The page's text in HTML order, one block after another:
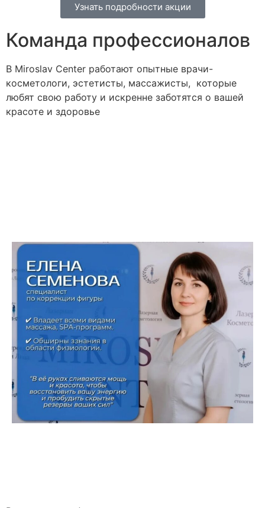
Узнать подробности акции
Команда профессионалов
В Miroslav Сenter работают опытные врачи-
косметологи, эстетисты, массажисты, которые
любят свою работу и искренне заботятся о вашей
красоте и здоровье